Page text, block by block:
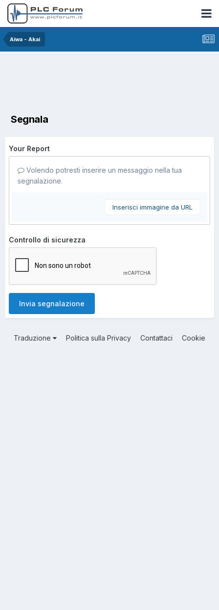
Aiwa - Akai
Segnala
Your Report
Volendo potresti inserire un messaggio nella tua
segnalazione.
Inserisci immagine da URL
Controllo di sicurezza
Invia segnalazione
Traduzione Politica sulla Privacy Contattaci Cookie